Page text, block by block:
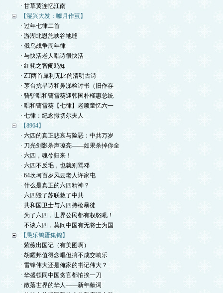
· 甘草黄连忆江南
【湿兴大发：噱月作茧】
· 过年七律二首
· 游湖北恩施峡谷地缝
· 俄乌战争周年律
· 与快活老人唱诗很快活
· 红耗之智阉鸡知
· ZT两首犀利无比的清明古诗
· 茅台抗旱诗和鼻涕检讨书（旧作存
· 骑驴唱和曹雪葵迎韩国朴槿惠总统
· 唱和曹雪葵【七律】老顽童忆六一
· 七律：纪念撒切尔夫人
【8964】
· 六四的真正悲哀与险恶：中共万岁
· 刀光剑影杀声嘹亮——如果杀掉你全
· 六四，魂兮归来！
· 六四不反毛，也就别骂邓
· 64坎坷百岁风云老人许家屯
· 什么是真正的六四精神？
· 六四毁了苏联救了中共
· 共和国卫士与六四持枪暴徒
· 为了六四，世界公民都有权怒吼！
· 不谈六四，莫问中国有无将士为国
【愚乐鸽蛋集锦】
· 紫薇出国记（有美图啊）
· 胡耀邦值得念唱但搞不成交响乐
· 雷锋伟大还是俺家的书记伟大？
· 华盛顿同中国贪官都怕挨一刀
· 散落世界的华人——新年献词